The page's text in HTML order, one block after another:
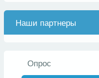
Наши партнеры
Опрос